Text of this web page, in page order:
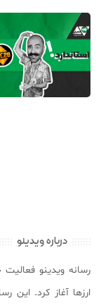
درباره ویدینو
ارزها آغاز کرد. این